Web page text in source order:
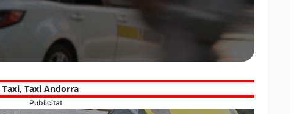
Taxi, Taxi Andorra
Publicitat